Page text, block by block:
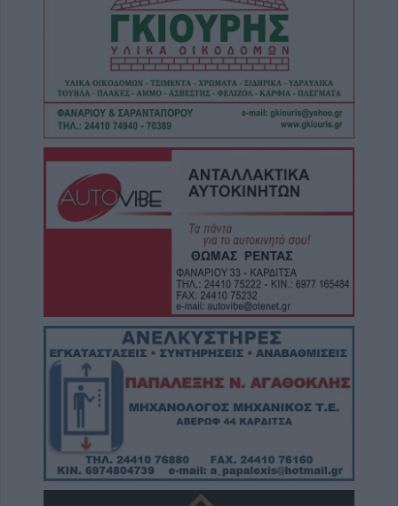
8 Αυγούστου 2026, 12:26
Απάτη με πρόσχημα τη διακοπή ρεύματος
στη Φαρκαδόνα – 1.500 ευρώ και
κοσμήματα
8 Αυγούστου 2026, 12:23
“Take a break…. μ’ έναν απολαυστικό king
coffee!”
Συλλυπητήριο μήνυμα της Ν.Ε. ΣΥΡΙΖΑ-ΠΣ
Καρδίτσας για την απώλεια του Λεωνίδα
Την Κυριακή 9 Αυγούστου η κηδεία της
8 Αυγούστου 2026, 11:39
Προσωρινή διακοπή νερού από τη ΔΕΥΑΚ
λόγω βλάβης στο κέντρο της Καρδίτσας
8 Αυγούστου 2026, 11:27
Τρίκαλα: Στα 1.352 μέτρα, δημιουργήθηκε
ένας μοναδικός χώρος αναψυχής στο
υψηλότερο χωριό της Θεσσαλίας, το Στεφάνι